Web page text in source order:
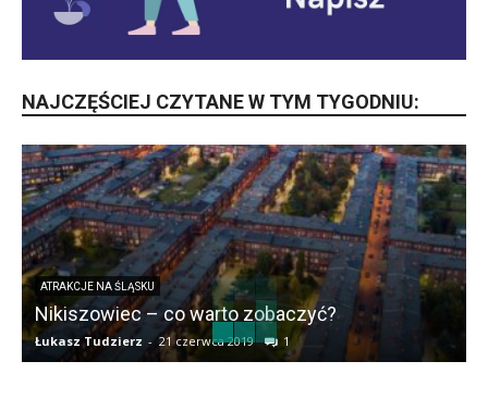
NAJCZĘŚCIEJ CZYTANE W TYM TYGODNIU:
ATRAKCJE NA ŚLĄSKU
Nikiszowiec – co warto zobaczyć?
Łukasz Tudzierz - 21 czerwca 2019 1